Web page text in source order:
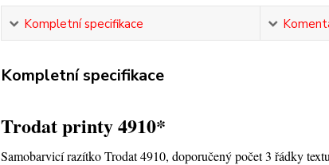
Kompletní specifikace
Kompletní specifikace
Trodat printy 4910*
Samobarvicí razítko Trodat 4910, doporučený počet 3 řádky